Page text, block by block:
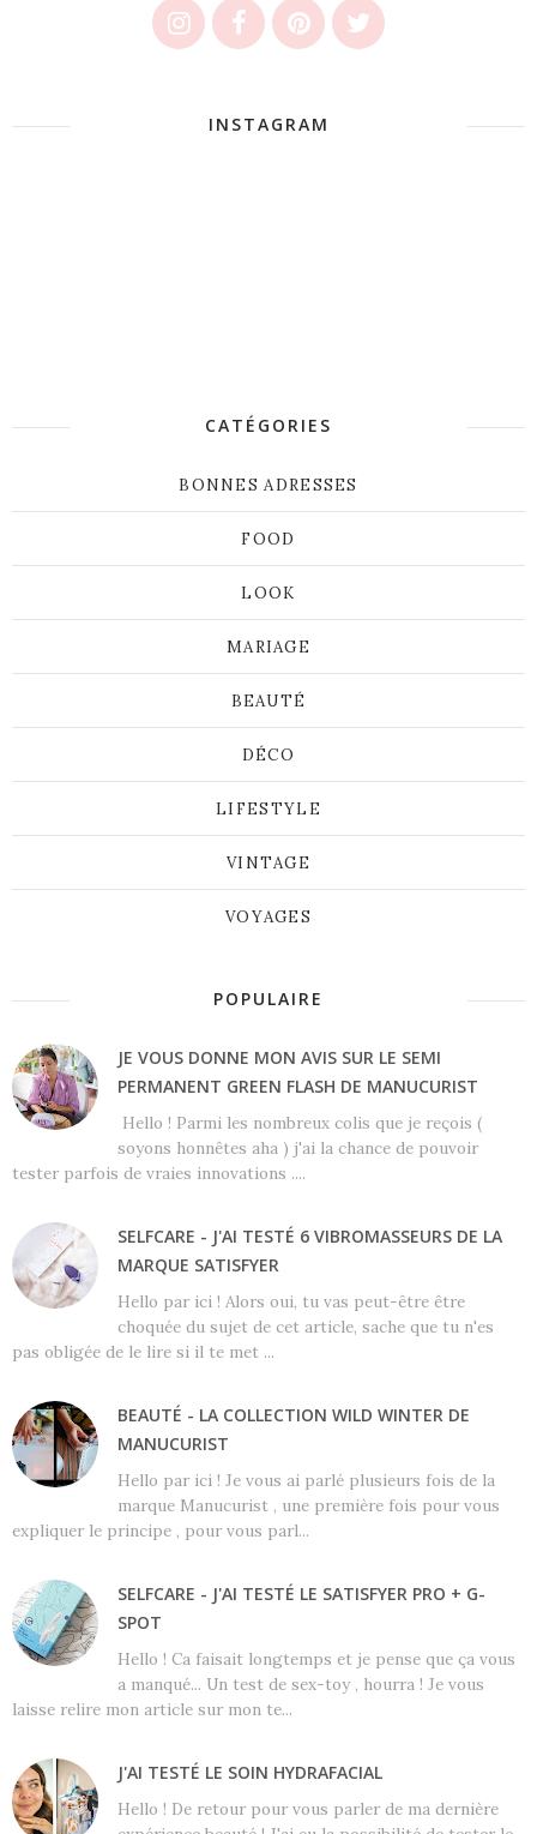
INSTAGRAM
CATÉGORIES
BONNES ADRESSES
FOOD
LOOK
MARIAGE
BEAUTÉ
DÉCO
LIFESTYLE
VINTAGE
VOYAGES
POPULAIRE
JE VOUS DONNE MON AVIS SUR LE SEMI
PERMANENT GREEN FLASH DE MANUCURIST
Hello ! Parmi les nombreux colis que je reçois (
soyons honnêtes aha ) j'ai la chance de pouvoir
tester parfois de vraies innovations ....
SELFCARE - J'AI TESTÉ 6 VIBROMASSEURS DE LA
MARQUE SATISFYER
Hello par ici ! Alors oui, tu vas peut-être être
choquée du sujet de cet article, sache que tu n'es
pas obligée de le lire si il te met ...
BEAUTÉ - LA COLLECTION WILD WINTER DE
MANUCURIST
Hello par ici ! Je vous ai parlé plusieurs fois de la
marque Manucurist , une première fois pour vous
expliquer le principe , pour vous parl...
SELFCARE - J'AI TESTÉ LE SATISFYER PRO + G-
SPOT
Hello ! Ca faisait longtemps et je pense que ça vous
a manqué... Un test de sex-toy , hourra ! Je vous
laisse relire mon article sur mon te...
J'AI TESTÉ LE SOIN HYDRAFACIAL
Hello ! De retour pour vous parler de ma dernière